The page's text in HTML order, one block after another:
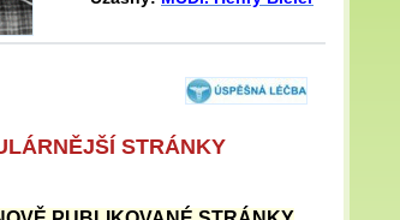
STRÁNKY